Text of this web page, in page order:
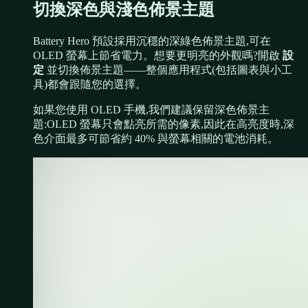
切換深色與淺色佈景主題
Battery Hero 預設採用沉穩的深綠色佈景主題,可在
OLED 螢幕上節省電力。想要更明亮的外觀嗎?開啟 設
定 並切換佈景主題——整個應用程式(包括圖表與小工
具)都會跟隨您的選擇。
如果您使用 OLED 手機,我們建議保留深色佈景主
題:OLED 螢幕只會點亮所需的像素,因此在高亮度時,深
色介面最多可節省約 40% 與螢幕相關的電池消耗。